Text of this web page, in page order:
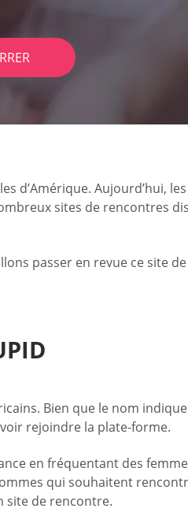
d’Amérique. Aujourd’hui,
sites de rencontres
passer en revue ce site
Bien que le nom
rejoindre la plate-forme.
en fréquentant des
qui souhaitent
site de rencontre.